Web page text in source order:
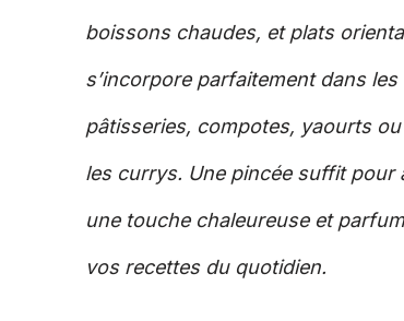
boissons chaudes, et plats
s’incorpore parfaitement dans les
pâtisseries, compotes, yaourts ou
les currys. Une pincée suffit pour
une touche chaleureuse et
vos recettes du quotidien.